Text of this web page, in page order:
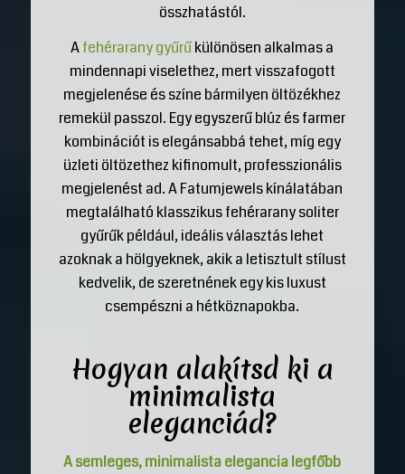
összhatástól.
Afehérarany gyűrűkülönösen alkalmas a
mindennapi viselethez, mert visszafogott
megjelenése és színe bármilyen öltözékhez
remekül passzol. Egy egyszerű blúz és farmer
kombinációt is elegánsabbá tehet, míg egy
üzleti öltözethez kifinomult, professzionális
megjelenést ad. A Fatumjewels kínálatában
megtalálható klasszikus fehérarany soliter
gyűrűk például, ideális választás lehet
azoknak a hölgyeknek, akik a letisztult stílust
kedvelik, de szeretnének egy kis luxust
csempészni a hétköznapokba.
Hogyan alakítsd ki a
minimalista
eleganciád?
A semleges, minimalista elegancia legfőbb